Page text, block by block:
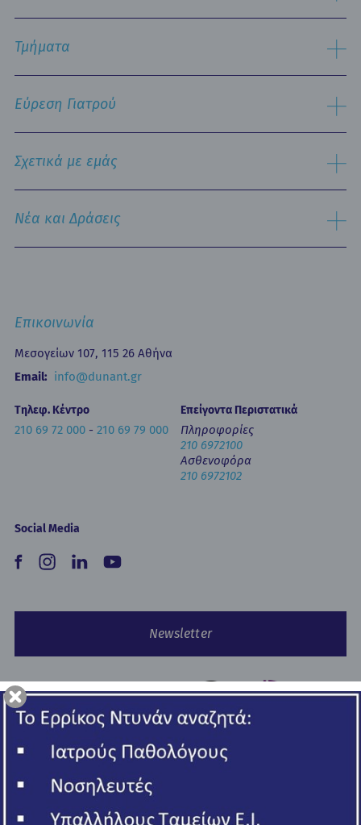
Διαδικασία Εισαγωγής
Διαδικασία Eξιτηρίου
Δωμάτια & Διατροφή
Υπηρεσίες
Τμήμα Εξυπηρέτησης Ασθενών
Τμήματα
Εργαστηριακός Τομέας
Χειρουργικός Τομέας
Παθολογικός Τομέας
Ειδικές Μονάδες
Νοσηλευτική Υπηρεσία
Εξωτερικά Ιατρεία
Οne Day Clinic (Ημερήσια Νοσηλεία)
Εύρεση Γιατρού
Αναζήτηση
Σχετικά με εμάς
Ιστορικό
Όραμα & Αποστολή
Πολιτική Ποιότητας
Οικονομικά Μεγέθη
Νέα και Δράσεις
Δελτία Τύπου - Ανακοινώσεις
Εκπαίδευση
Έντυπα
Επικοινωνία
Μεσογείων 107, 115 26 Αθήνα
Email: info@dunant.gr
Τηλεφ. Κέντρο
210 69 72 000- 210 69 79 000
Επείγοντα Περιστατικά
Πληροφορίες
210 6972100
Ασθενοφόρα
210 6972102
Social Media
Newsletter
Copyright © 2026 Ερρίκος Ντυνάν Hospital Center.
All rights reserved